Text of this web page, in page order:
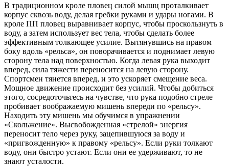
В традиционном кроле пловец силой мышц проталкивает
корпус сквозь воду, делая гребки руками и удары ногами. В
кроле ПП пловец выравнивает корпус, чтобы проскользнуть в
воду, а затем использует вес тела, чтобы сделать более
эффективным толкающее усилие. Вытянувшись на правом
боку вдоль «рельса», он поворачивается и поднимает левую
сторону тела над поверхностью. Когда левая рука выходит
вперед, сила тяжести переносится на левую сторону.
Спортсмен тянется вперед, и это ускоряет смещение веса.
Мощное движение происходит без усилий. Чтобы добиться
этого, сосредоточьтесь на чувстве, что рука подобно стреле
пробивает воображаемую мишень впереди по «рельсу».
Находить эту мишень мы обучимся в упражнении
«Скольжение». Высвобожденная «стрелой» энергия
переносит тело через руку, зацепившуюся за воду и
«пригвожденную» к правому «рельсу». Если руки толкают
воду, они быстро устают. Если они ее удерживают, то не
знают усталости.